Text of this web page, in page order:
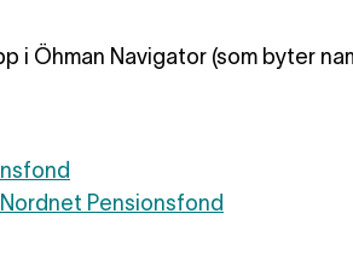
i Öhman Navigator (som byter
Pensionsfond